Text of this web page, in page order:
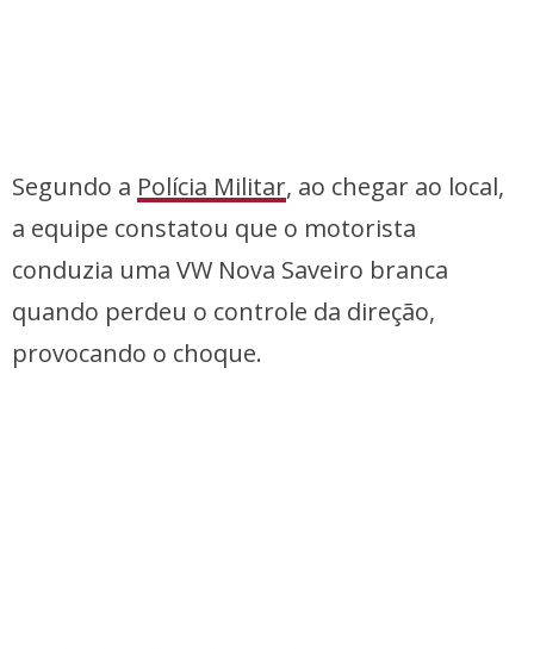
Segundo a Polícia Militar, ao chegar ao local,
a equipe constatou que o motorista
conduzia uma VW Nova Saveiro branca
quando perdeu o controle da direção,
provocando o choque.